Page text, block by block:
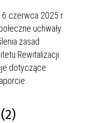
czerwca 2025 r.
uchwały
zasad
Rewitalizacji
dotyczące